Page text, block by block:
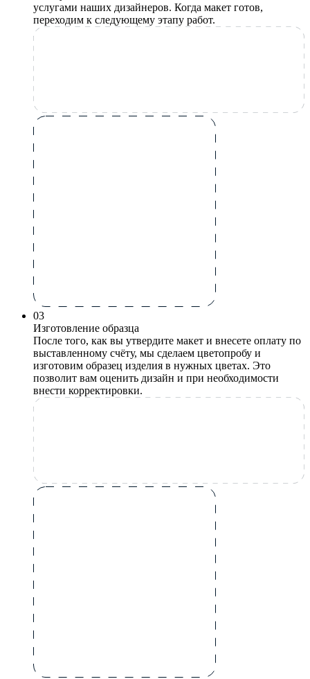
услугами наших дизайнеров. Когда макет готов,
переходим к следующему этапу работ.
03
Изготовление образца
После того, как вы утвердите макет и внесете оплату по
выставленному счёту, мы сделаем цветопробу и
изготовим образец изделия в нужных цветах. Это
позволит вам оценить дизайн и при необходимости
внести корректировки.